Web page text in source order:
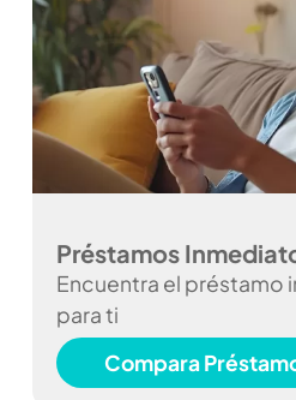
Préstamos
Encuentra el préstamo
para ti
Compara